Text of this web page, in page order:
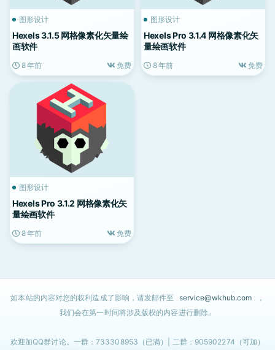
图形设计
Hexels 3.1.5 网格像素化矢量绘
画软件
8 年前 免费
图形设计
Hexels Pro 3.1.4 网格像素化矢
量绘画软件
8 年前 免费
图形设计
Hexels Pro 3.1.2 网格像素化矢
量绘画软件
8 年前 免费
如本站的内容对您的权利造成了影响，请发邮件至 service@wkhub.com
，
我们会在第一时间将涉及版权的内容进行删除。
欢迎加QQ群讨论。一群：733308953（已满）| 二群：905902274（可加）